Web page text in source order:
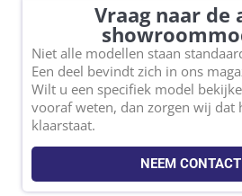
Vraag naar de
Niet alle modellen staan
Een deel bevindt zich in ons
Wilt u een specifiek model
vooraf weten, dan zorgen wij dat
klaarstaat.
NEEM